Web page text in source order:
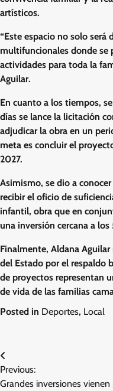
artísticos.
“Este espacio no solo
multifuncionales donde se
actividades para toda la
Aguilar.
En cuanto a los tiempos,
días se lance la licitación
adjudicar la obra en un
meta es concluir el
2027.
Asimismo, se dio a
recibir el oficio de
infantil, obra que en
una inversión cercana a
Finalmente, Aldana
del Estado por el respaldo
de proyectos representan
de vida de las familias
Posted in Deportes, Local
Navegación
de
Previous:
Grandes inversiones vienen